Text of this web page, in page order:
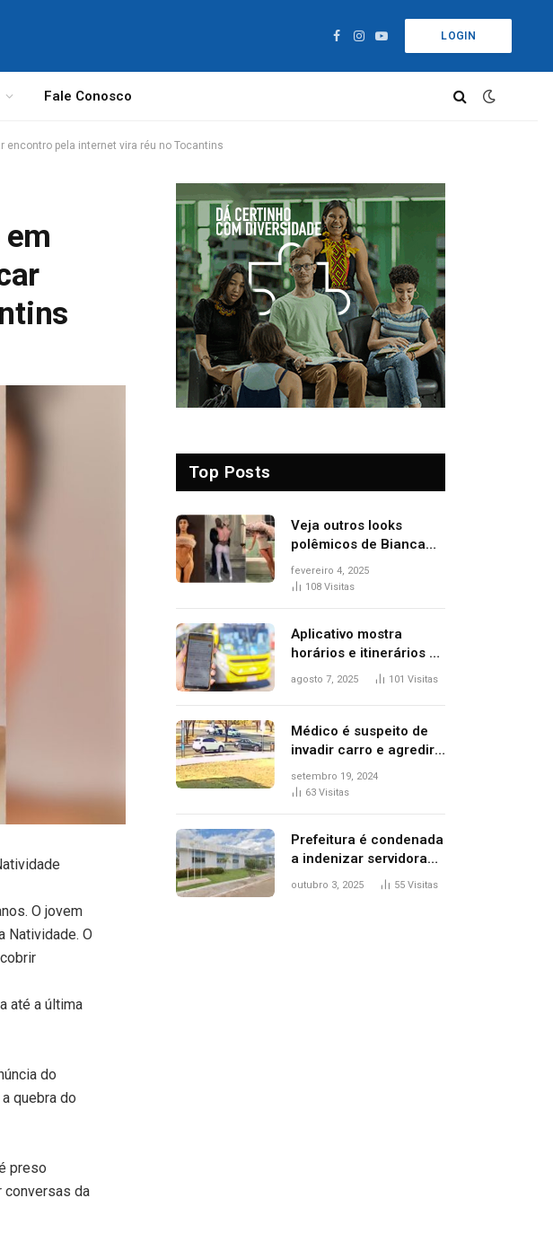
Facebook
Instagram
YouTube
LOGIN
Fale Conosco
encontro pela internet vira réu no Tocantins
O jovem
Natividade. O
até a última
do
quebra do
preso
conversas da
Top Posts
Veja outros looks
polêmicos de Bianca
Censori, esposa de
Kanye West que
fevereiro 4, 2025
108 Visitas
Aplicativo mostra
horários e itinerários de
ônibus a usuários do
agosto 7, 2025 101 Visitas
Médico é suspeito de
invadir carro e agredir
delegado aposentado
durante confusão no
setembro 19, 2024
63 Visitas
Prefeitura é condenada
a indenizar servidora
temporária demitida
outubro 3, 2025 55 Visitas